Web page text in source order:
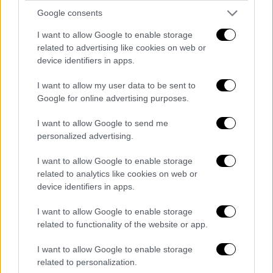
Google consents
I want to allow Google to enable storage
related to advertising like cookies on web or
device identifiers in apps.
I want to allow my user data to be sent to
Google for online advertising purposes.
I want to allow Google to send me
personalized advertising.
I want to allow Google to enable storage
related to analytics like cookies on web or
device identifiers in apps.
I want to allow Google to enable storage
related to functionality of the website or app.
I want to allow Google to enable storage
related to personalization.
Guardian
Η Ρωσία θα ξεκινήσει τον Γ΄
Παγκόσμιο Πόλεμο
Τόσο οι Ευρωπαίοι όσο και οι Αμερικανοί
συμφωνούν ότι
η Ρωσία είναι πιο πιθανό να
ξεκινήσει τον Γ' Παγκόσμιο Πόλεμο
. Αρκετοί
Ευρωπαίοι όμως εμφανίστηκαν καχύποπτοι
για τον ρόλο των ΗΠΑ. Αυτό παρά το
γεγονός ότι θεωρείται ο πιο στενός
σύμμαχος της γηραιάς ηπείρου.
Συγκεκριμένα το 58% στην Ισπανία, το 55%
στη Γερμανία, το 53% στη Γαλλία βλέπουν